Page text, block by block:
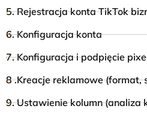
5. Rejestracja konta TikTok
6. Konfiguracja konta
7. Konfiguracja i podpięcie
8 .Kreacje reklamowe (format,
9. Ustawienie kolumn (analiza